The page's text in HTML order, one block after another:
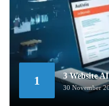
1 3 Website
30 November